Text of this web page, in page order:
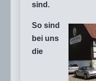
sind.
So sind
bei uns
die